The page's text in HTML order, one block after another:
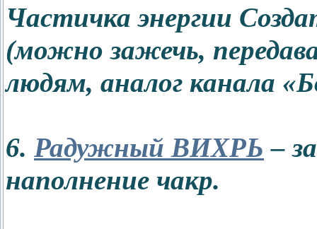
Частичка энергии
(можно зажечь,
людям, аналог канала
6. Радужный ВИХРЬ –
наполнение чакр.